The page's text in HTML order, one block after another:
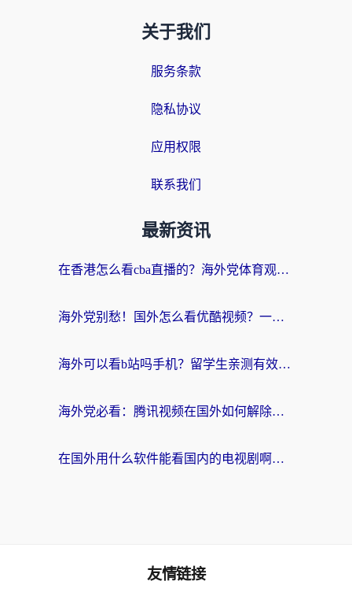
关于我们
服务条款
隐私协议
应用权限
联系我们
最新资讯
在香港怎么看cba直播的？海外党体育观赛终极指南：告别版权限制，畅享中文解说
海外党别愁！国外怎么看优酷视频？一招解决追剧、看直播难题
海外可以看b站吗手机？留学生亲测有效的回国加速指南
海外党必看：腾讯视频在国外如何解除地域限制？附优酷咪咕使用指南
在国外用什么软件能看国内的电视剧啊？留学生亲测有效的回国加速方案
友情链接